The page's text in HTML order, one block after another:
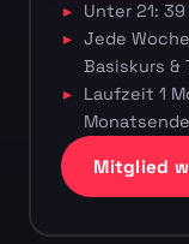
Unter 21:
Jede
Basiskurs &
Laufzeit 1
Monatsende
Mitglied